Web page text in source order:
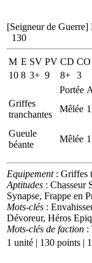
[Seigneur de Guerre]
130
M E SV PV CD CO
10 8 3+ 9 8+ 3
Portée A
Griffes
tranchantes
Mêlée
Gueule
béante
Mêlée 1
Equipement: Griffes
Aptitudes : Chasseur
Synapse, Frappe en
Mots-clés :
Dévoreur, Héros
Mots-clés de faction :
1 unité | 130 points |